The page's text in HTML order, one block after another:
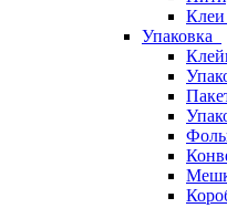
Клеи
Упаковка